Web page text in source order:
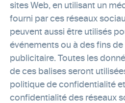
sites Web, en utilisant un
fourni par ces réseaux
peuvent aussi être utilisés
événements ou à des fins
publicitaire. Toutes les
de ces balises seront
politique de confidentialité
confidentialité des réseaux